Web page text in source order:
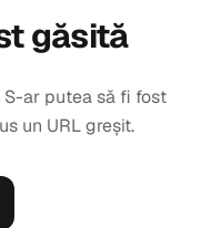
găsită
S-ar putea să fi fost
un URL greșit.